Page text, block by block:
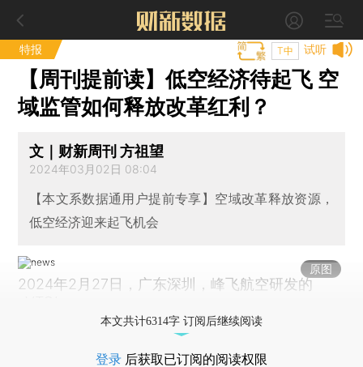
特报 试听
T中
【周刊提前读】低空经济待起飞 空
域监管如何释放改革红利？
文｜财新周刊 方祖望
2024年03月02日 08:04
【本文系数据通用户提前专享】空域改革释放资源，
低空经济迎来起飞机会
原图
2024年2月27日，广东深圳，峰飞航空研发的
本文共计6314字 订阅后继续阅读
登录 后获取已订阅的阅读权限